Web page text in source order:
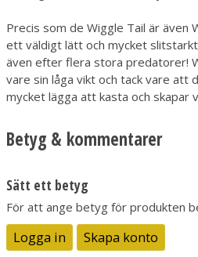
Precis som de Wiggle Tail är även
ett väldigt lätt och mycket
även efter flera stora predatorer!
vare sin låga vikt och tack vare att
mycket lägga att kasta och skapar
Betyg & kommentarer
Sätt ett betyg
För att ange betyg för produkten
Logga in Skapa konto